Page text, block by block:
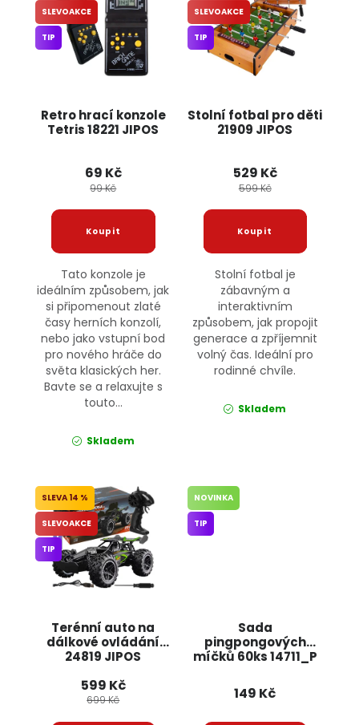
Retro hrací konzole
Tetris 18221 JIPOS
SLEVOAKCE
TIP
69 Kč
99 Kč
Tato konzole je
ideálním způsobem, jak
si připomenout zlaté
časy herních konzolí,
nebo jako vstupní bod
pro nového hráče do
světa klasických her.
Bavte se a relaxujte s
touto...
Skladem
Stolní fotbal pro děti
21909 JIPOS
SLEVOAKCE
TIP
529 Kč
599 Kč
Stolní fotbal je
zábavným a
interaktivním
způsobem, jak propojit
generace a zpříjemnit
volný čas. Ideální pro
rodinné chvíle.
Skladem
Terénní auto na
dálkové ovládání
24819 JIPOS
14 %
SLEVOAKCE
TIP
599 Kč
699 Kč
Sada
pingpongových
míčků 60ks 14711_P
NOVINKA
TIP
149 Kč